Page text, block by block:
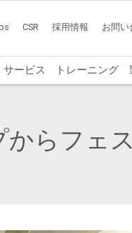
CSR 採用情報 お問い
サービス トレーニング
らフェ